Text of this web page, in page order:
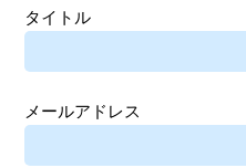
タイトル
メールアドレス